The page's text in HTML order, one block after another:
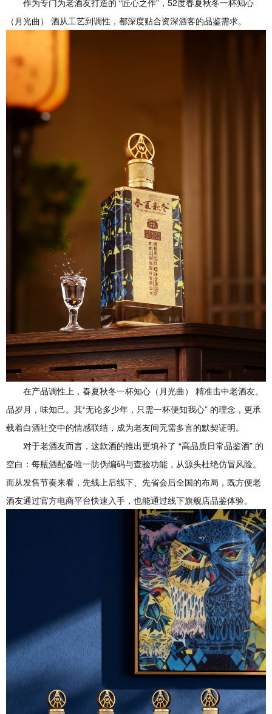
（月光曲） 酒从工艺到调性，都深度贴合资深酒客的品鉴需求。
在产品调性上，春夏秋冬一杯知心（月光曲） 精准击中老酒友。
品岁月，味知己。其“无论多少年，只需一杯便知我心” 的理念，更承
载着白酒社交中的情感联结，成为老友间无需多言的默契证明。
对于老酒友而言，这款酒的推出更填补了 “高品质日常品鉴酒” 的
空白：每瓶酒配备唯一防伪编码与查验功能，从源头杜绝仿冒风险。
而从发售节奏来看，先线上后线下、先省会后全国的布局，既方便老
酒友通过官方电商平台快速入手，也能通过线下旗舰店品鉴体验。